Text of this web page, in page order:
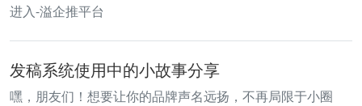
进入-溢企推平台
发稿系统使用中的小故事分享
嘿，朋友们！想要让你的品牌声名远扬，不再局限于小圈